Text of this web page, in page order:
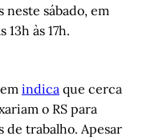
sábado, em
às 17h.
indica que cerca
o RS para
trabalho. Apesar